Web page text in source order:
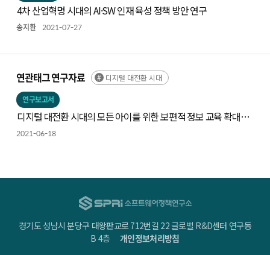
4차 산업혁명 시대의 AI·SW 인재 육성 정책 방안 연구
송지환 2021-07-27
연관태그 연구자료 디지털 대전환 시대
연구보고서
디지털 대전환 시대의 모든 아이를 위한 보편적 정보 교육 확대
방안
2021-06-18
경기도 성남시 분당구 대왕판교로 712번길 22 글로벌 R&D센터 연구동
B 4층개인정보처리방침